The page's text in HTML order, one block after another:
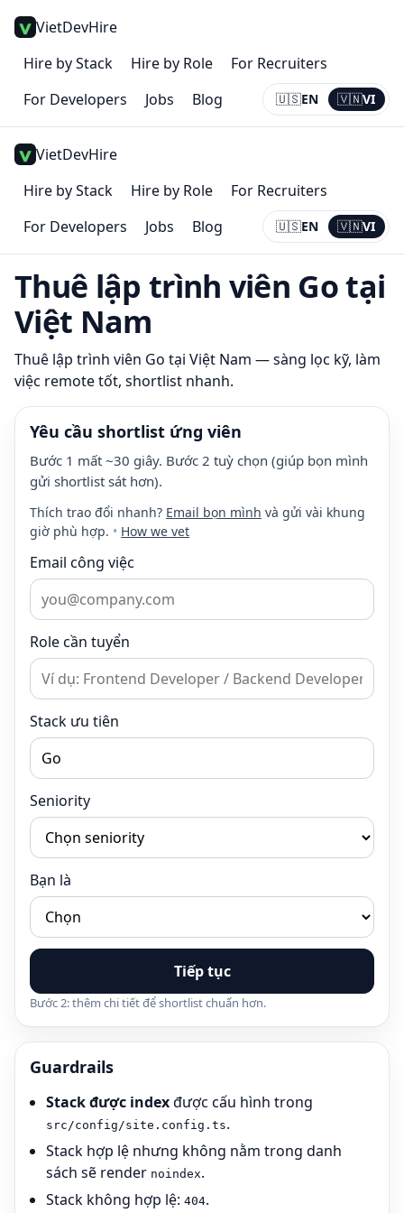
VietDevHire
Hire by Stack
Hire by Role
For Recruiters
For Developers
Jobs Blog 🇺🇸EN 🇻🇳VI
Current:
VI
VietDevHire
Hire by Stack
Hire by Role
For Recruiters
For Developers
Jobs Blog 🇺🇸EN 🇻🇳VI
Current:
VI
Thuê lập trình viên Gotại
Việt Nam
Thuê lập trình viên Go tại Việt Nam — sàng lọc kỹ, làm
việc remote tốt, shortlist nhanh.
Yêu cầu shortlist ứng viên
Bước 1 mất ~30 giây. Bước 2 tuỳ chọn (giúp bọn mình
gửi shortlist sát hơn).
Thích trao đổi nhanh? Email bọn mình và gửi vài khung
giờ phù hợp. • How we vet
Email công việc
Role cần tuyển
Stack ưu tiên
Seniority
Bạn là
Tiếp tục
Bước 2: thêm chi tiết để shortlist chuẩn hơn.
Guardrails
Stack được indexđược cấu hình trong
src/config/site.config.ts.
Stack hợp lệ nhưng không nằm trong danh
sách sẽ render noindex.
Stack không hợp lệ: 404.